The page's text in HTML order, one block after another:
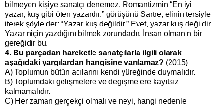
bilmeyen kişiye sanatçı denemez. Romantizmin “En iyi
yazar, kuş gibi öten yazardır.” görüşünü Sartre, elinin tersiyle
iterek şöyle der: “Yazar kuş değildir.” Evet, yazar kuş değildir.
Yazar niçin yazdığını bilmek zorundadır. İnsan olmanın bir
gereğidir bu.
4. Bu parçadan hareketle sanatçılarla ilgili olarak
aşağıdaki yargılardan hangisine varılamaz? (2015)
A) Toplumun bütün acılarını kendi yüreğinde duymalıdır.
B) Toplumdaki gelişmelere ve değişmelere kayıtsız
kalmamalıdır.
C) Her zaman gerçekçi olmalı ve neyi, hangi nedenle